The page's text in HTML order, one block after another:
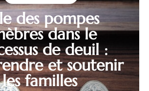
des pompes
dans le
de deuil :
et soutenir
les familles